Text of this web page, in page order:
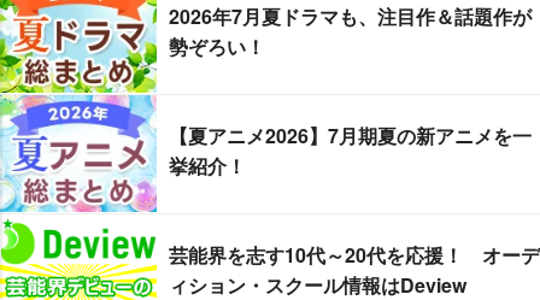
2026年7月夏ドラマも、注目作＆話題作が
勢ぞろい！
【夏アニメ2026】7月期夏の新アニメを一
挙紹介！
芸能界を志す10代～20代を応援！ オーデ
ィション・スクール情報はDeview